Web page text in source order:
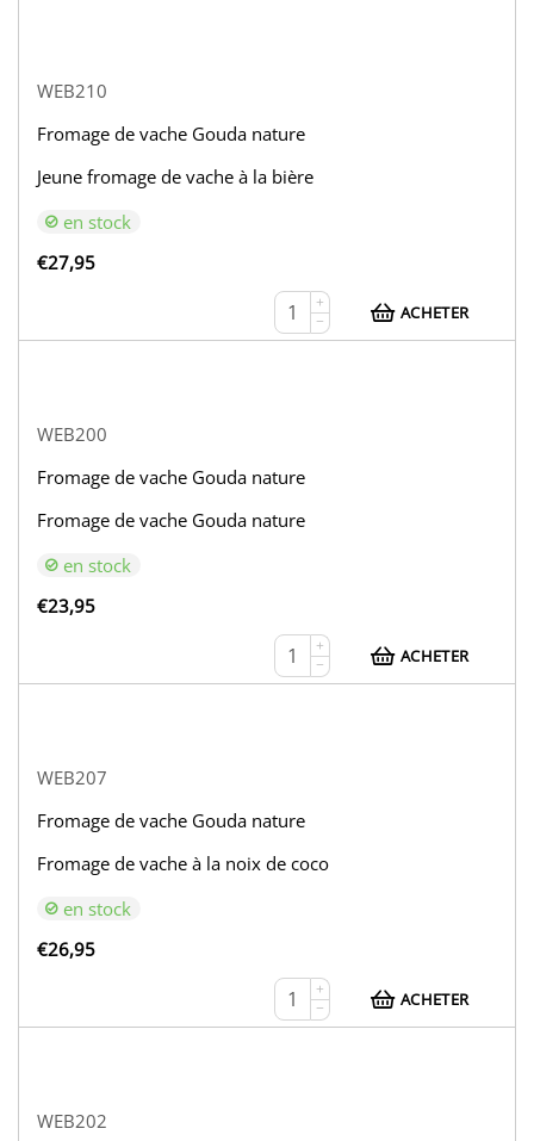
WEB210
Fromage de vache Gouda nature
Jeune fromage de vache à la bière
en stock
€27,95
+
−
ACHETER
WEB200
Fromage de vache Gouda nature
Fromage de vache Gouda nature
en stock
€23,95
+
−
ACHETER
WEB207
Fromage de vache Gouda nature
Fromage de vache à la noix de coco
en stock
€26,95
+
−
ACHETER
WEB202